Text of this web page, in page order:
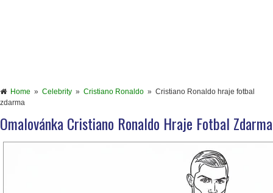
Home » Celebrity » Cristiano Ronaldo » Cristiano Ronaldo hraje fotbal
zdarma
Omalovánka Cristiano Ronaldo Hraje Fotbal Zdarma